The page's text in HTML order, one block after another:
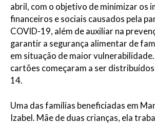
abril, com o objetivo de minimizar os
financeiros e sociais causados pela
COVID-19, além de auxiliar na
garantir a segurança alimentar de
em situação de maior
cartões começaram a ser
14.
Uma das famílias beneficiadas em
Izabel. Mãe de duas crianças, ela